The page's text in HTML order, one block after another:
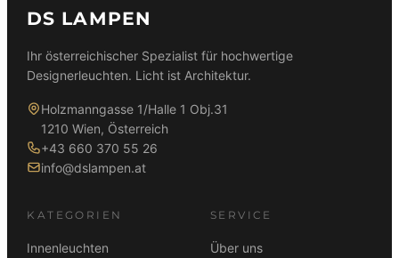
DS LAMPEN
Ihr österreichischer Spezialist für hochwertige
Designerleuchten. Licht ist Architektur.
Holzmanngasse 1/Halle 1 Obj.31
1210 Wien, Österreich
+43 660 370 55 26
info@dslampen.at
KATEGORIEN
Innenleuchten
SERVICE
Über uns